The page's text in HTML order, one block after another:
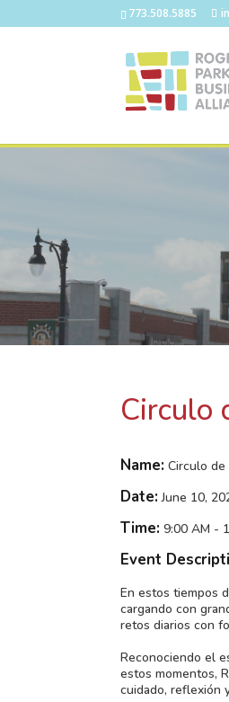
773.508.5885
Circulo
Name: Circulo de
Date: June 10,
Time: 9:00 AM -
Event
En estos tiempos
cargando con
retos diarios con
Reconociendo el
estos momentos,
cuidado, reflexión